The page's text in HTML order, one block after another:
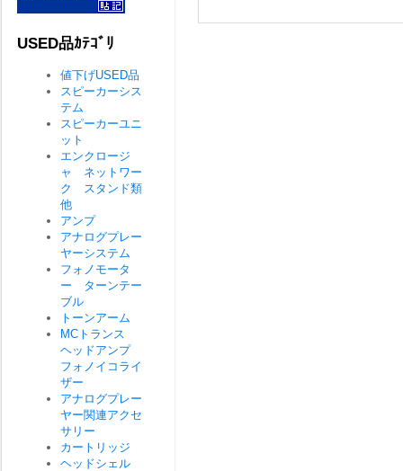
USED品ｶﾃｺﾞﾘ
値下げUSED品
スピーカーシス
テム
スピーカーユニ
ット
エンクロージ
ャ ネットワー
ク スタンド類
他
アンプ
アナログプレー
ヤーシステム
フォノモータ
ー ターンテー
ブル
トーンアーム
MCトランス
ヘッドアンプ
フォノイコライ
ザー
アナログプレー
ヤー関連アクセ
サリー
カートリッジ
ヘッドシェル